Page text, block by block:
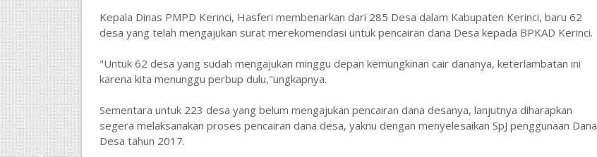
Kepala Dinas PMPD Kerinci, Hasferi membenarkan dari 285 Desa dalam Kabupaten Kerinci, baru 62
desa yang telah mengajukan surat merekomendasi untuk pencairan dana Desa kepada BPKAD Kerinci.
"Untuk 62 desa yang sudah mengajukan minggu depan kemungkinan cair dananya, keterlambatan ini
karena kita menunggu perbup dulu,"ungkapnya.
Sementara untuk 223 desa yang belum mengajukan pencairan dana desanya, lanjutnya diharapkan
segera melaksanakan proses pencairan dana desa, yaknu dengan menyelesaikan SpJ penggunaan Dana
Desa tahun 2017.